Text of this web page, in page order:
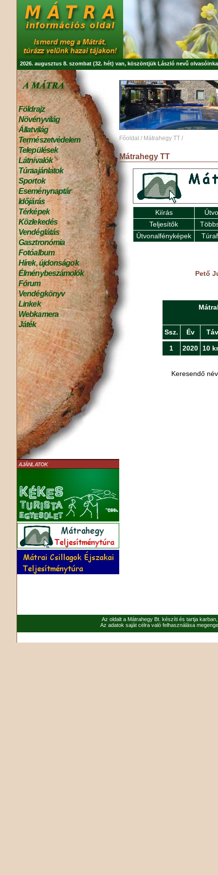
2026. augusztus 8. szombat (32. hét) van, köszöntjük László nevű
Földrajz
Növényvilág
Állatvilág
Természetvédelem
Települések
Látnivalók
Túraajánlatok
Sportok
Eseménynaptár
Időjárás
Térképek
Közlekedés
Vendéglátás
Gasztronómia
Fotóalbum
Hírek, újdonságok
Élménybeszámolók
Fórum
Vendégkönyv
Linkek
Webkamera
Játék
AJÁNLATOK
Főoldal / Mátrahegy TT /
Mátrahegy TT
Kiírás
Teljesítők
Útvonalfényképek
Pető
Ssz. Év Táv
1 2020 10
Keresendő
Az oldalt a Mátrahegy Bt. készíti és tartja
Az adatok saját célra való felhasználása